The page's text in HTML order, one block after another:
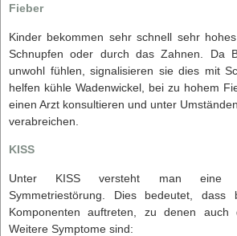
Fieber
Kinder bekommen sehr schnell sehr
Schnupfen oder durch das Zahnen. Da
unwohl fühlen, signalisieren sie dies mit
helfen kühle Wadenwickel, bei zu hohem
einen Arzt konsultieren und unter
verabreichen.
KISS
Unter KISS versteht man eine
Symmetriestörung. Dies bedeutet,
Komponenten auftreten, zu denen auch
Weitere Symptome sind: